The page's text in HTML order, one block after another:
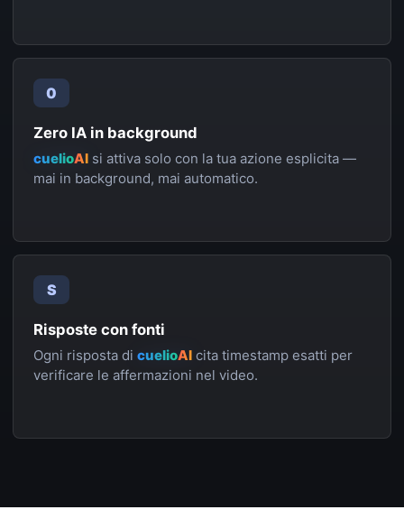
0
Zero IA in background
cuelioAI si attiva solo con la tua azione esplicita —
mai in background, mai automatico.
S
Risposte con fonti
Ogni risposta di cuelioAI cita timestamp esatti per
verificare le affermazioni nel video.